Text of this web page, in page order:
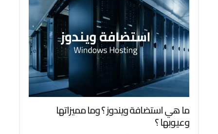
ما هي استضافة ويندوز ؟ وما مميزاتها
وعيوبها ؟